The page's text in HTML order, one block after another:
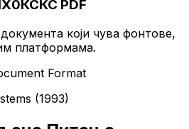
PDF
који чува фонтове,
платформама.
Format
(1993)